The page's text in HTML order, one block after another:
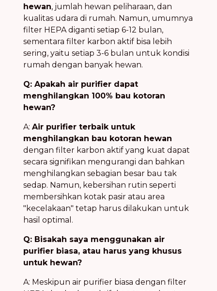
hewan, jumlah hewan peliharaan, dan
kualitas udara di rumah. Namun, umumnya
filter HEPA diganti setiap 6-12 bulan,
sementara filter karbon aktif bisa lebih
sering, yaitu setiap 3-6 bulan untuk kondisi
rumah dengan banyak hewan.
Q: Apakah air purifier dapat
menghilangkan 100% bau kotoran
hewan?
A: Air purifier terbaik untuk
menghilangkan bau kotoran hewan
dengan filter karbon aktif yang kuat dapat
secara signifikan mengurangi dan bahkan
menghilangkan sebagian besar bau tak
sedap. Namun, kebersihan rutin seperti
membersihkan kotak pasir atau area
"kecelakaan" tetap harus dilakukan untuk
hasil optimal.
Q: Bisakah saya menggunakan air
purifier biasa, atau harus yang khusus
untuk hewan?
A: Meskipun air purifier biasa dengan filter